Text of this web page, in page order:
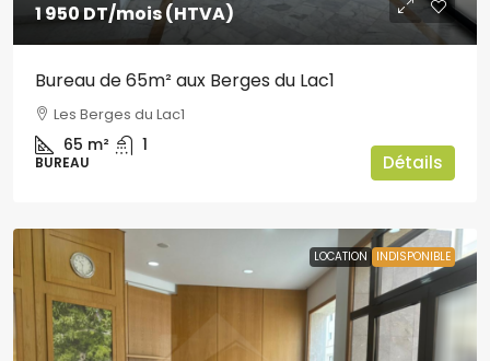
1 950 DT/mois (HTVA)
Bureau de 65m² aux Berges du Lac1
Les Berges du Lac1
65 m² 1
BUREAU Détails
LOCATION INDISPONIBLE